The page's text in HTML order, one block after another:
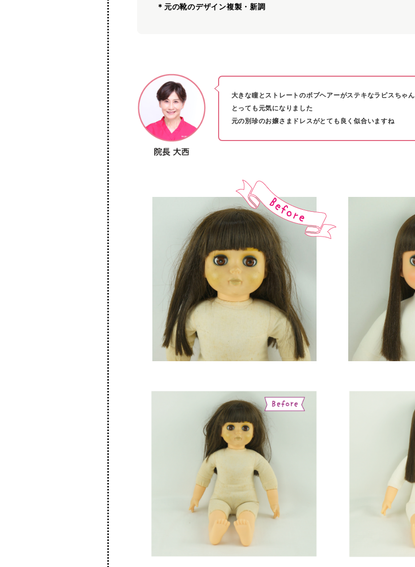
＊元の靴のデザイン複製・新調
大きな瞳とストレートのボブヘアーがステキなラピスちゃん
とっても元気になりました
元の別珍のお嬢さまドレスがとても良く似合いますね